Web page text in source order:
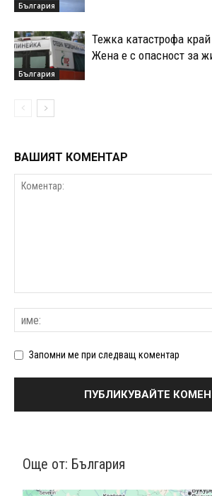
България
България
Тежка катастрофа край
Жена е с опасност за
ВАШИЯТ КОМЕНТАР
Запомни ме при следващ коментар
Още от: България